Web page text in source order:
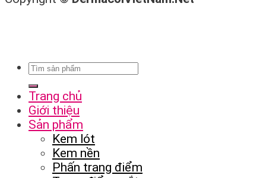
Trang chủ
Giới thiệu
Sản phẩm
Kem lót
Kem nền
Phấn trang điểm